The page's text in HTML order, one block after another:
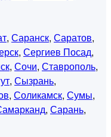
, Саранск, Саратов,
, Сергиев Посад,
, Сочи, Ставрополь,
, Сызрань,
, Соликамск, Сумы,
, Сарань,